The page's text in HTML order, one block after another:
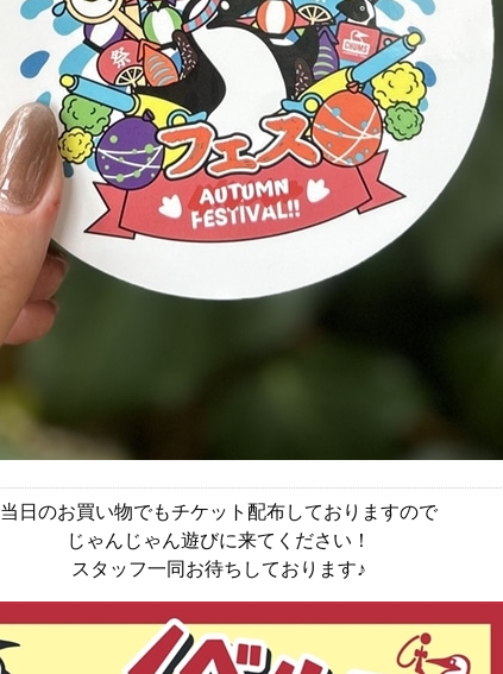
当日のお買い物でもチケット配布しておりますので
じゃんじゃん遊びに来てください！
スタッフ一同お待ちしております♪